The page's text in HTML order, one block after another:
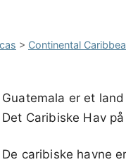
> Continental
Guatemala er et
Det Caribiske Hav
De caribiske havne